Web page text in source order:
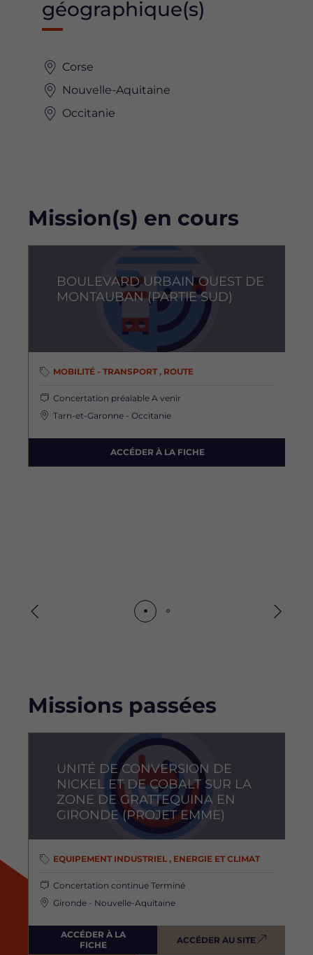
géographique(s)
Corse
Nouvelle-Aquitaine
Occitanie
Mission(s) en cours
BOULEVARD URBAIN OUEST DE
MONTAUBAN (PARTIE SUD)
MOBILITÉ - TRANSPORT , ROUTE
Concertation préalable A venir
Tarn-et-Garonne - Occitanie
ACCÉDER À LA FICHE
Précédent
Missions passées
UNITÉ DE CONVERSION DE
NICKEL ET DE COBALT SUR LA
ZONE DE GRATTEQUINA EN
GIRONDE (PROJET EMME)
EQUIPEMENT INDUSTRIEL , ENERGIE ET CLIMAT
Concertation continue Terminé
Gironde - Nouvelle-Aquitaine
ACCÉDER À LA
FICHE
ACCÉDER AU SITE